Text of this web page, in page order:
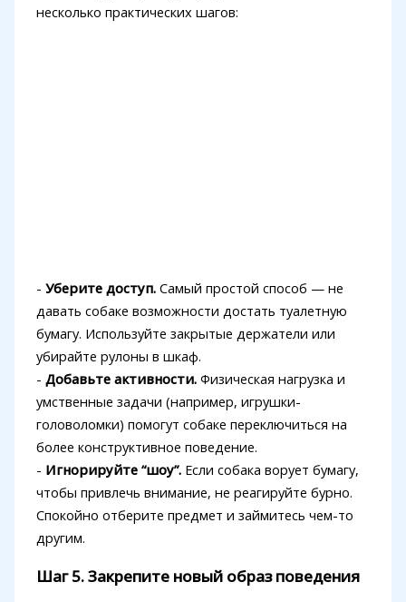
несколько практических шагов:
- Уберите доступ.Самый простой способ — не
давать собаке возможности достать туалетную
бумагу. Используйте закрытые держатели или
убирайте рулоны в шкаф.
- Добавьте активности.Физическая нагрузка и
умственные задачи (например, игрушки-
головоломки) помогут собаке переключиться на
более конструктивное поведение.
- Игнорируйте “шоу”.Если собака ворует бумагу,
чтобы привлечь внимание, не реагируйте бурно.
Спокойно отберите предмет и займитесь чем-то
другим.
Шаг 5. Закрепите новый образ поведения